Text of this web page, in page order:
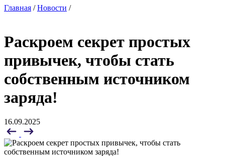
Главная /Новости /
Раскроем секрет простых
привычек, чтобы стать
собственным источником
заряда!
16.09.2025